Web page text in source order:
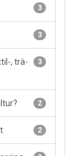
3
3
3
, trä-
2
2